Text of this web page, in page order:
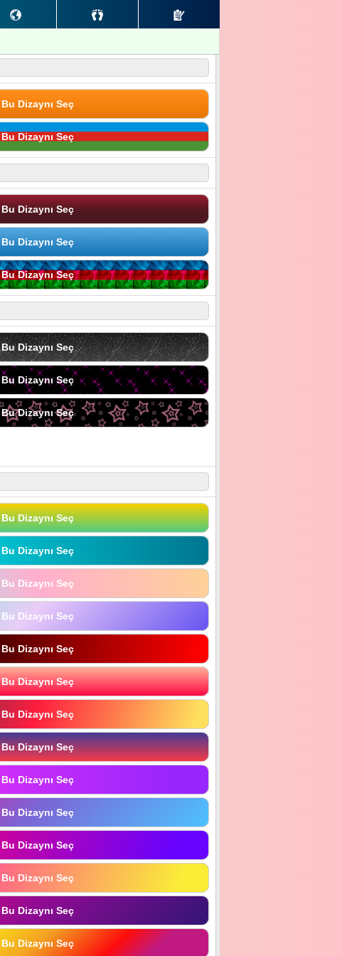
Bu Dizaynı Seç
Bu Dizaynı Seç
Bu Dizaynı Seç
Bu Dizaynı Seç
Bu Dizaynı Seç
Bu Dizaynı Seç
Bu Dizaynı Seç
Bu Dizaynı Seç
Bu Dizaynı Seç
Bu Dizaynı Seç
Bu Dizaynı Seç
Bu Dizaynı Seç
Bu Dizaynı Seç
Bu Dizaynı Seç
Bu Dizaynı Seç
Bu Dizaynı Seç
Bu Dizaynı Seç
Bu Dizaynı Seç
Bu Dizaynı Seç
Bu Dizaynı Seç
Bu Dizaynı Seç
Bu Dizaynı Seç